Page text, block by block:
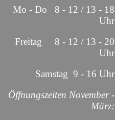
Mo - Do 8 - 12 / 13 - 18
Uhr
Freitag 8 - 12 / 13 - 20
Uhr
Samstag 9 - 16 Uhr
Öffnungszeiten November -
März: